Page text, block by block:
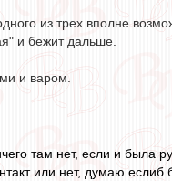
из трех вполне
и бежит дальше.
и варом.
там нет, если и была
или нет, думаю